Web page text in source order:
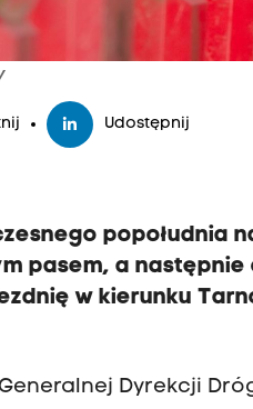
Udostępnij
popołudnia
pasem, a następnie
w kierunku
Dyrekcji